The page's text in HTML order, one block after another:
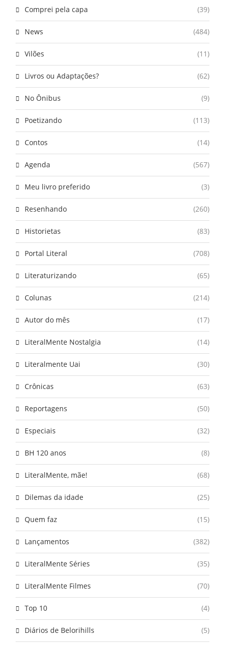
Comprei pela capa (39)
News (484)
Vilões (11)
Livros ou Adaptações? (62)
No Ônibus (9)
Poetizando (113)
Contos (14)
Agenda (567)
Meu livro preferido (3)
Resenhando (260)
Historietas (83)
Portal Literal (708)
Literaturizando (65)
Colunas (214)
Autor do mês (17)
LiteralMente Nostalgia (14)
Literalmente Uai (30)
Crônicas (63)
Reportagens (50)
Especiais (32)
BH 120 anos (8)
LiteralMente, mãe! (68)
Dilemas da idade (25)
Quem faz (15)
Lançamentos (382)
LiteralMente Séries (35)
LiteralMente Filmes (70)
Top 10 (4)
Diários de Belorihills (5)